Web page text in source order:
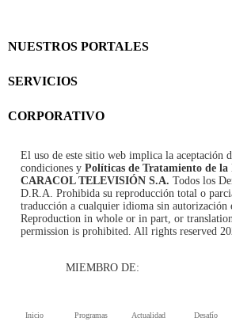
Inicio Programas Actualidad Desafío
NUESTROS PORTALES
SERVICIOS
CORPORATIVO
El uso de este sitio web implica la aceptación
condiciones y Políticas de Tratamiento de
CARACOL TELEVISIÓN S.A. Todos los
D.R.A. Prohibida su reproducción total o
traducción a cualquier idioma sin autorización
Reproduction in whole or in part, or
permission is prohibited. All rights reserved
MIEMBRO DE: